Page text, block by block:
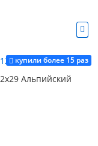
купили более 15 раз
Альпийский